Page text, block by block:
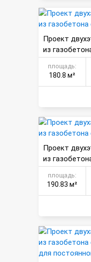
Проект
из
площадь:
180.8 м²
Проект
из
площадь:
190.83 м²